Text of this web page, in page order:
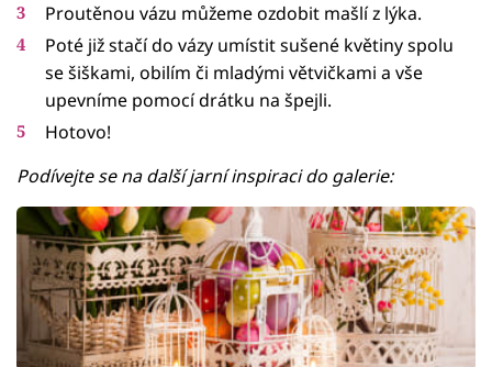
Proutěnou vázu můžeme ozdobit mašlí z lýka.
Poté již stačí do vázy umístit sušené květiny spolu
se šiškami, obilím či mladými větvičkami a vše
upevníme pomocí drátku na špejli.
Hotovo!
Podívejte se na další jarní inspiraci do galerie: